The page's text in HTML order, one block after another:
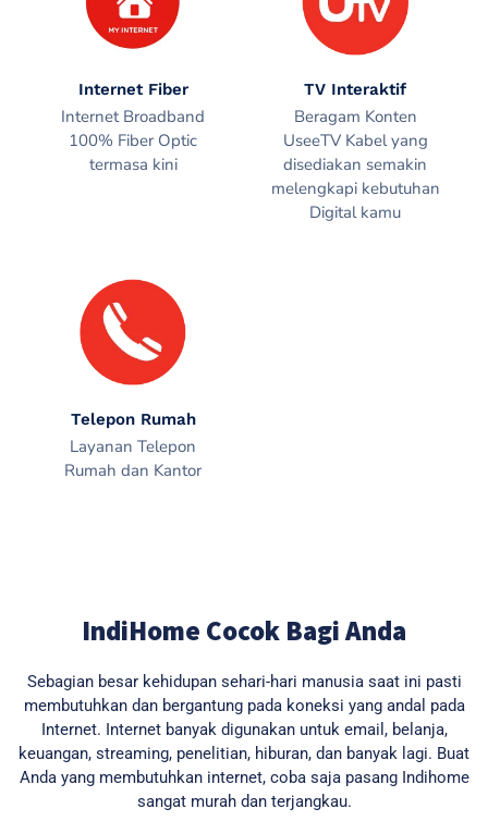
Internet Fiber
Internet Broadband
100% Fiber Optic
termasa kini
TV Interaktif
Beragam Konten
UseeTV Kabel yang
disediakan semakin
melengkapi kebutuhan
Digital kamu
Telepon Rumah
Layanan Telepon
Rumah dan Kantor
IndiHome Cocok Bagi Anda
Sebagian besar kehidupan sehari-hari manusia saat ini pasti
membutuhkan dan bergantung pada koneksi yang andal pada
Internet. Internet banyak digunakan untuk email, belanja,
keuangan, streaming, penelitian, hiburan, dan banyak lagi. Buat
Anda yang membutuhkan internet, coba saja pasang Indihome
sangat murah dan terjangkau.